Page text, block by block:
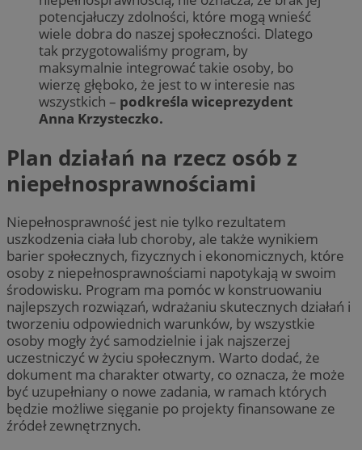
potencjałuczy zdolności, które mogą wnieść
wiele dobra do naszej społeczności. Dlatego
tak przygotowaliśmy program, by
maksymalnie integrować takie osoby, bo
wierzę głęboko, że jest to w interesie nas
wszystkich – podkreśla wiceprezydent
Anna Krzysteczko.
Plan działań na rzecz osób z
niepełnosprawnościami
Niepełnosprawność jest nie tylko rezultatem
uszkodzenia ciała lub choroby, ale także wynikiem
barier społecznych, fizycznych i ekonomicznych, które
osoby z niepełnosprawnościami napotykają w swoim
środowisku. Program ma pomóc w konstruowaniu
najlepszych rozwiązań, wdrażaniu skutecznych działań i
tworzeniu odpowiednich warunków, by wszystkie
osoby mogły żyć samodzielnie i jak najszerzej
uczestniczyć w życiu społecznym. Warto dodać, że
dokument ma charakter otwarty, co oznacza, że może
być uzupełniany o nowe zadania, w ramach których
będzie możliwe sięganie po projekty finansowane ze
źródeł zewnętrznych.